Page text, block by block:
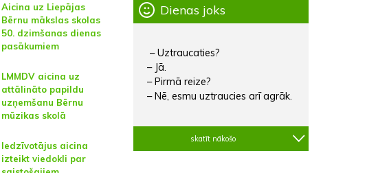
Aicina uz Liepājas
Bērnu mākslas skolas
50. dzimšanas dienas
pasākumiem
LMMDV aicina uz
attālināto papildu
uzņemšanu Bērnu
mūzikas skolā
Iedzīvotājus aicina
izteikt viedokli par
Dienas joks
– Uztraucaties?
– Jā.
– Pirmā reize?
– Nē, esmu uztraucies arī agrāk.
skatīt nākošo